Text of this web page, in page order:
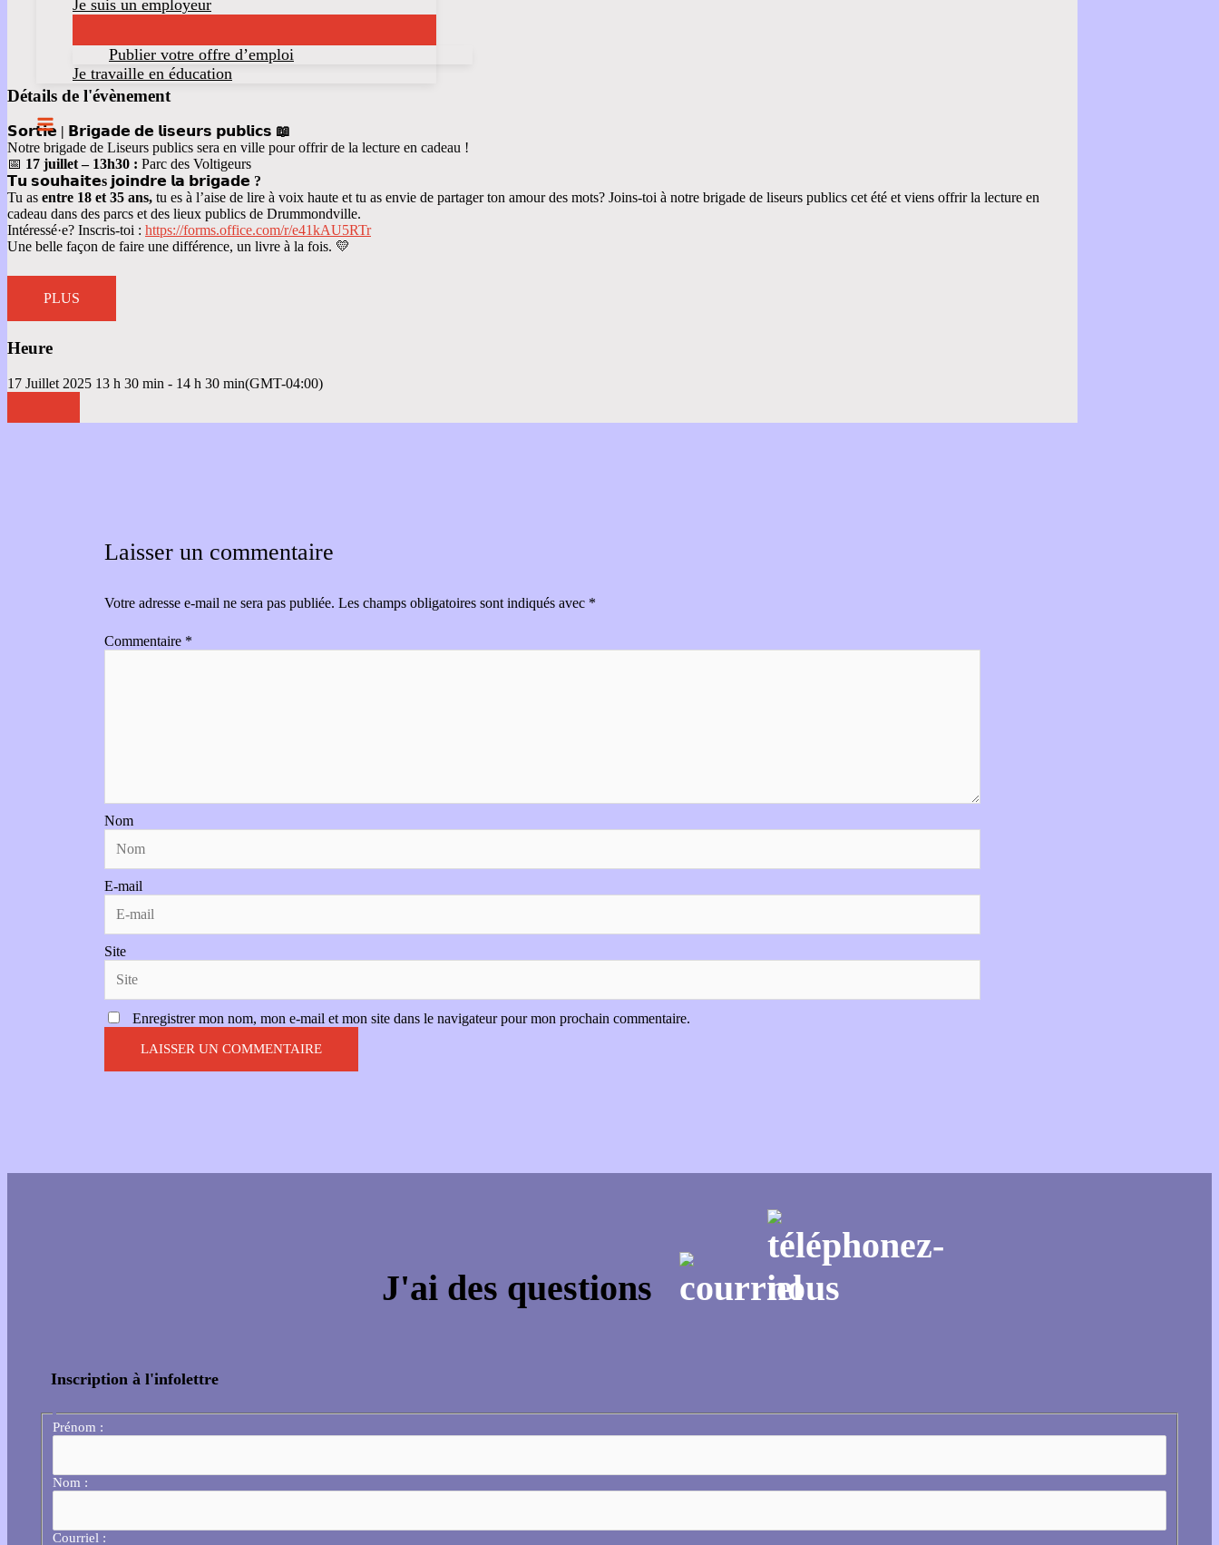
Je suis un employeur
Publier votre offre d’emploi
Je travaille en éducation
Détails de l'évènement
𝗦𝗼𝗿𝘁𝗶𝗲 | 𝗕𝗿𝗶𝗴𝗮𝗱𝗲 𝗱𝗲 𝗹𝗶𝘀𝗲𝘂𝗿𝘀 𝗽𝘂𝗯𝗹𝗶𝗰𝘀 📖
Notre brigade de Liseurs publics sera en ville pour offrir de la lecture en cadeau !
📅 17 juillet – 13h30 : Parc des Voltigeurs
𝗧𝘂 𝘀𝗼𝘂𝗵𝗮𝗶𝘁𝗲s 𝗷𝗼𝗶𝗻𝗱𝗿𝗲 𝗹𝗮 𝗯𝗿𝗶𝗴𝗮𝗱𝗲 ?
Tu as entre 18 et 35 ans, tu es à l’aise de lire à voix haute et tu as envie de partager ton amour des mots? Joins-toi à notre brigade de liseurs publics cet été et viens offrir la lecture en
cadeau dans des parcs et des lieux publics de Drummondville.
Intéressé·e? Inscris-toi : https://forms.office.com/r/e41kAU5RTr
Une belle façon de faire une différence, un livre à la fois. 💛
PLUS
Heure
17 Juillet 2025 13 h 30 min - 14 h 30 min(GMT-04:00)
Laisser un commentaire
Votre adresse e-mail ne sera pas publiée. Les champs obligatoires sont indiqués avec *
Commentaire *
Nom
E-mail
Site
Enregistrer mon nom, mon e-mail et mon site dans le navigateur pour mon prochain commentaire.
J'ai des questions
Inscription à l'infolettre
Prénom :
Nom :
Courriel :